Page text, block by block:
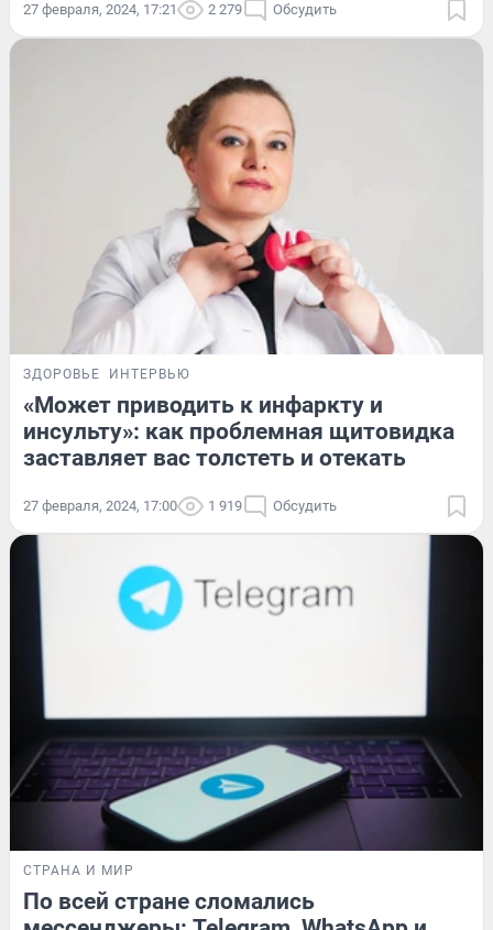
27 февраля, 2024, 17:21 2 279 Обсудить
ЗДОРОВЬЕ ИНТЕРВЬЮ
«Может приводить к инфаркту и
инсульту»: как проблемная щитовидка
заставляет вас толстеть и отекать
27 февраля, 2024, 17:00 1 919 Обсудить
СТРАНА И МИР
По всей стране сломались